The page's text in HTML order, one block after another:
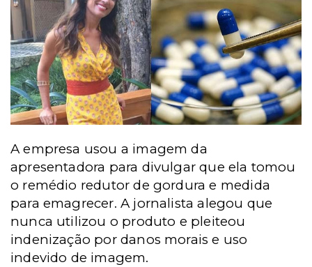
A empresa usou a imagem da
apresentadora para divulgar que ela tomou
o remédio redutor de gordura e medida
para emagrecer. A jornalista alegou que
nunca utilizou o produto e pleiteou
indenização por danos morais e uso
indevido de imagem.